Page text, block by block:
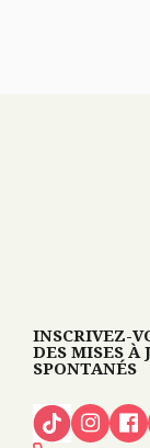
INSCRIVEZ-
DES MISES À
SPONTANÉS